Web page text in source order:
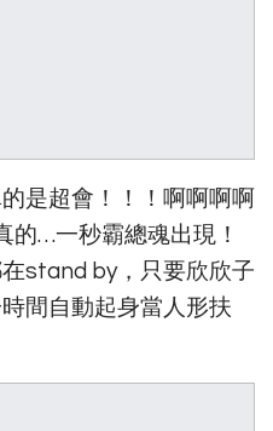
是超會！！！啊啊啊啊
的…一秒霸總魂出現！
stand by，只要欣欣子
間自動起身當人形扶